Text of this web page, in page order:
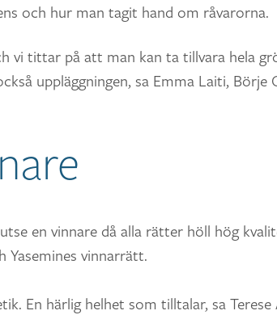
och hur man tagit hand om råvarorna.
vi tittar på att man kan ta tillvara hela
uppläggningen, sa Emma Laiti, Börje
en vinnare då alla rätter höll hög
Yasemines vinnarrätt.
En härlig helhet som tilltalar, sa Terese